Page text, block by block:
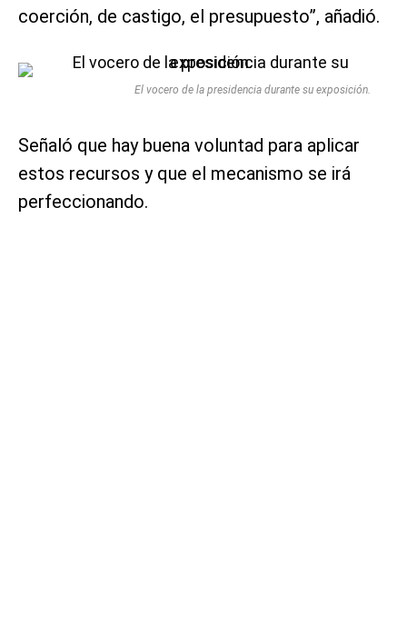
coerción, de castigo, el presupuesto”, añadió.
El vocero de la presidencia durante su exposición.
Señaló que hay buena voluntad para aplicar
estos recursos y que el mecanismo se irá
perfeccionando.